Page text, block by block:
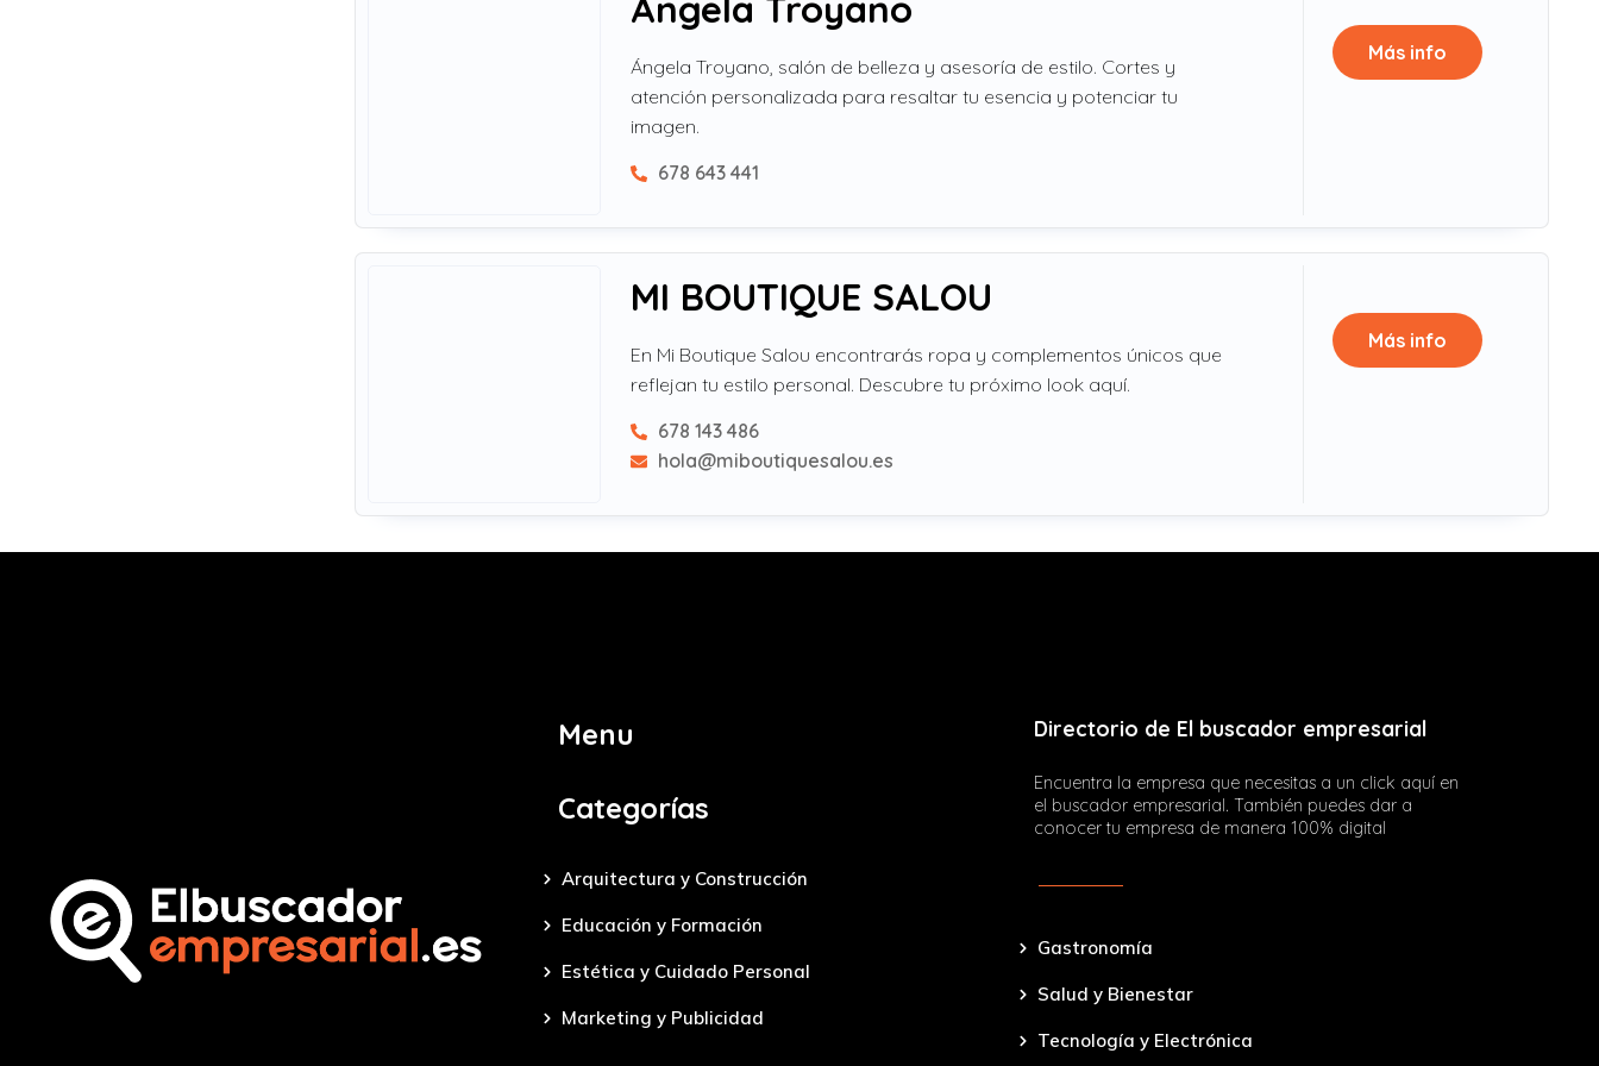
Ángela Troyano, salón de belleza y asesoría de estilo. Cortes y
atención personalizada para resaltar tu esencia y potenciar tu
imagen.
678 643 441
Más info
MI BOUTIQUE SALOU
En Mi Boutique Salou encontrarás ropa y complementos únicos que
reflejan tu estilo personal. Descubre tu próximo look aquí.
678 143 486
hola@miboutiquesalou.es
Más info
Menu
Categorías
Arquitectura y Construcción
Educación y Formación
Estética y Cuidado Personal
Marketing y Publicidad
Directorio de El buscador empresarial
Encuentra la empresa que necesitas a un click aquí en
el buscador empresarial. También puedes dar a
conocer tu empresa de manera 100% digital
Gastronomía
Salud y Bienestar
Tecnología y Electrónica